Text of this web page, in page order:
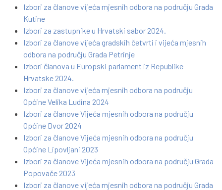
Izbori za članove vijeća mjesnih odbora na području Grada
Kutine
Izbori za zastupnike u Hrvatski sabor 2024.
Izbori za članove vijeća gradskih četvrti i vijeća mjesnih
odbora na području Grada Petrinje
Izbori članova u Europski parlament iz Republike
Hrvatske 2024.
Izbori za članove vijeća mjesnih odbora na području
Općine Velika Ludina 2024
Izbori za članove Vijeća mjesnih odbora na području
Općine Dvor 2024
Izbori za članove Vijeća mjesnih odbora na području
Općine Lipovljani 2023
Izbori za članove Vijeća mjesnih odbora na području Grada
Popovače 2023
Izbori za članove vijeća mjesnih odbora na području Grada